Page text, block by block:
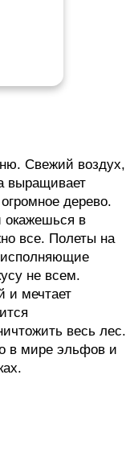
Свежий воздух,
выращивает
дерево.
окажешься в
все. Полеты на
исполняющие
не всем.
и мечтает
весь лес.
в мире эльфов и